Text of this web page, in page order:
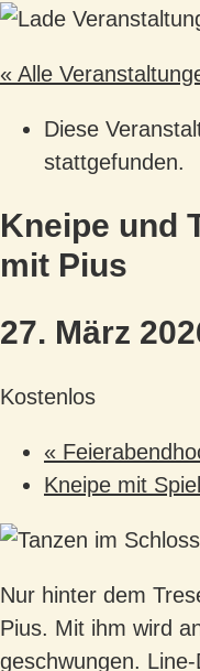
« Alle
Diese
stattgefunden.
Kneipe und
mit Pius
27. März
Kostenlos
«
Kneipe mit
Nur hinter dem
Pius. Mit ihm wird
geschwungen.